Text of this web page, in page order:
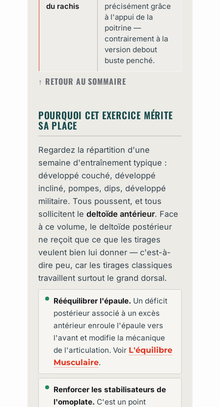
du rachis
précisément grâce
à l'appui de la
poitrine —
contrairement à la
version debout
buste penché.
↑ RETOUR AU SOMMAIRE
POURQUOI CET EXERCICE MÉRITE
SA PLACE
Regardez la répartition d'une
semaine d'entraînement typique :
développé couché, développé
incliné, pompes, dips, développé
militaire. Tous poussent, et tous
sollicitent le deltoïde antérieur. Face
à ce volume, le deltoïde postérieur
ne reçoit que ce que les tirages
veulent bien lui donner — c'est-à-
dire peu, car les tirages classiques
travaillent surtout le grand dorsal.
Rééquilibrer l'épaule. Un déficit
postérieur associé à un excès
antérieur enroule l'épaule vers
l'avant et modifie la mécanique
de l'articulation. Voir L'équilibre
Musculaire.
Renforcer les stabilisateurs de
l'omoplate. C'est un point